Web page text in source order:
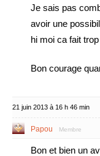
Je sais pas
avoir une
hi moi ca fait
Bon courage
21 juin 2013 à 16 h 46 min
Papou Membre
Bon et bien un